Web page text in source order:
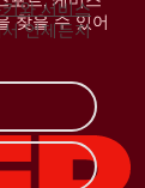
찾을 수 있어
와 서비스
언제든지